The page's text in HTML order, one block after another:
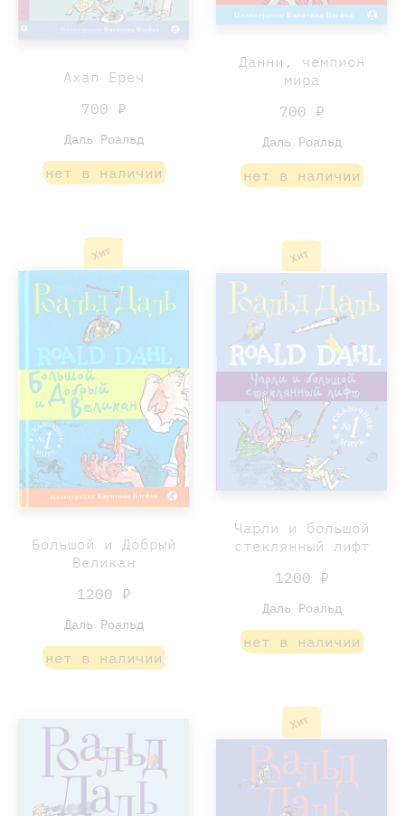
Данни, чемпион
мира
700 ₽
Даль Роальд
нет в наличии
Ахап Ереч
700 ₽
Даль Роальд
нет в наличии
Хит
Большой и Добрый
Великан
1200 ₽
Даль Роальд
нет в наличии
Хит
Чарли и большой
стеклянный лифт
1200 ₽
Даль Роальд
нет в наличии
Хит